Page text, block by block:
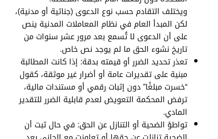
ويختلف التقادم حسب نوع الدعوى (جنائية أو مدنية)،
لكن المبدأ العام في نظام المعاملات المدنية ينص
على أن الدعوى لا تُسمع بعد مرور عشر سنوات من
تاريخ نشوء الحق ما لم يوجد نص خاص.
تعذر تحديد الضرر أو قيمته بدقة: إذا كانت المطالبة
مبنية على تقديرات عامة أو أضرار غير موثقة، كقول
“خسرت مبلغًا” دون إثبات رقمي أو مستندات مالية،
ترفض المحكمة التعويض لعدم قابلية الضرر للتقدير
المادي.
تواطؤ الضحية أو التنازل عن الحق: في حال ثبت أن